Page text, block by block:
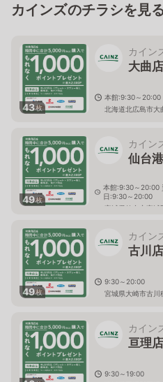
カインズのチラシを見る
43枚
カイン
大曲店
本館:9:30～20:00
北海道北広島市大
49枚
カイン
仙台
本館:9:30～20:00
日:9:30～20:00
宮城県仙台市宮城
49枚
カイン
古川店
9:30～20:00
宮城県大崎市古川
カイン
亘理店
9:30～19:00